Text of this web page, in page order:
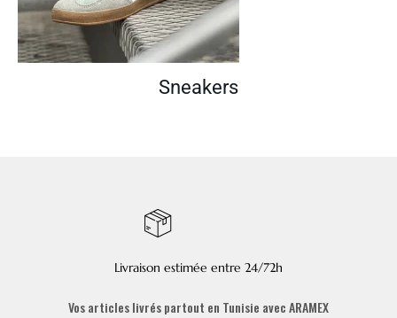
Sneakers
Livraison estimée entre 24/72h
Vos articles livrés partout en Tunisie avec ARAMEX